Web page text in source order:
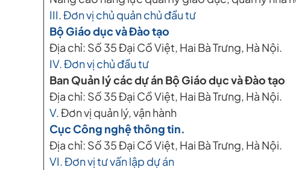
III. Đơn vị chủ quản chủ đầu tư
Bộ Giáo dục và Đào tạo
Địa chỉ: Số 35 Đại Cồ Việt, Hai Bà Trưng, Hà Nội.
IV. Đơn vị chủ đầu tư
Ban Quản lý các dự án Bộ Giáo dục và Đào tạo
Địa chỉ: Số 35 Đại Cồ Việt, Hai Bà Trưng, Hà Nội.
V.Đơn vị quản lý, vận hành
Cục Công nghệ thông tin.
Địa chỉ: Số 35 Đại Cồ Việt, Hai Bà Trưng, Hà Nội.
VI. Đơn vị tư vấn lập dự án